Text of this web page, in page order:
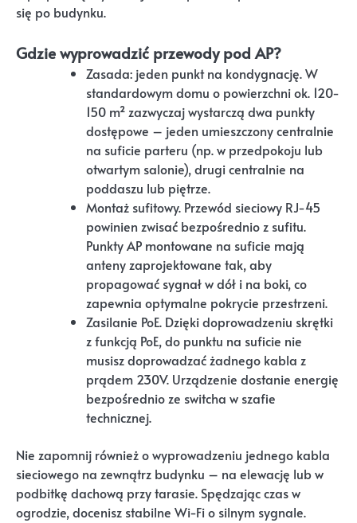
się po budynku.
Gdzie wyprowadzić przewody pod AP?
Zasada: jeden punkt na kondygnację. W
standardowym domu o powierzchni ok. 120-
150 m² zazwyczaj wystarczą dwa punkty
dostępowe – jeden umieszczony centralnie
na suficie parteru (np. w przedpokoju lub
otwartym salonie), drugi centralnie na
poddaszu lub piętrze.
Montaż sufitowy. Przewód sieciowy RJ-45
powinien zwisać bezpośrednio z sufitu.
Punkty AP montowane na suficie mają
anteny zaprojektowane tak, aby
propagować sygnał w dół i na boki, co
zapewnia optymalne pokrycie przestrzeni.
Zasilanie PoE. Dzięki doprowadzeniu skrętki
z funkcją PoE, do punktu na suficie nie
musisz doprowadzać żadnego kabla z
prądem 230V. Urządzenie dostanie energię
bezpośrednio ze switcha w szafie
technicznej.
Nie zapomnij również o wyprowadzeniu jednego kabla
sieciowego na zewnątrz budynku – na elewację lub w
podbitkę dachową przy tarasie. Spędzając czas w
ogrodzie, docenisz stabilne Wi-Fi o silnym sygnale.